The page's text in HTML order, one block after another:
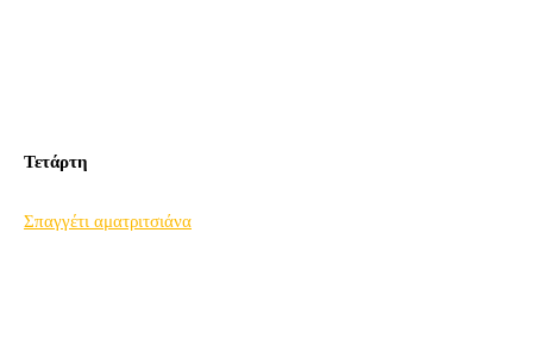
Τετάρτη
Σπαγγέτι αματριτσιάνα